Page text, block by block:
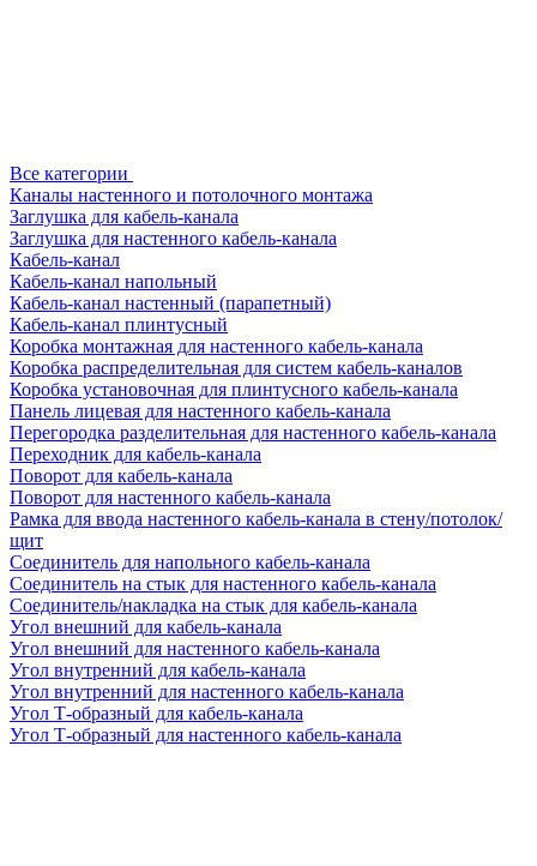
Все категории
Каналы настенного и потолочного монтажа
Заглушка для кабель-канала
Заглушка для настенного кабель-канала
Кабель-канал
Кабель-канал напольный
Кабель-канал настенный (парапетный)
Кабель-канал плинтусный
Коробка монтажная для настенного кабель-канала
Коробка распределительная для систем кабель-каналов
Коробка установочная для плинтусного кабель-канала
Панель лицевая для настенного кабель-канала
Перегородка разделительная для настенного кабель-канала
Переходник для кабель-канала
Поворот для кабель-канала
Поворот для настенного кабель-канала
Рамка для ввода настенного кабель-канала в стену/потолок/
щит
Соединитель для напольного кабель-канала
Соединитель на стык для настенного кабель-канала
Соединитель/накладка на стык для кабель-канала
Угол внешний для кабель-канала
Угол внешний для настенного кабель-канала
Угол внутренний для кабель-канала
Угол внутренний для настенного кабель-канала
Угол Т-образный для кабель-канала
Угол Т-образный для настенного кабель-канала